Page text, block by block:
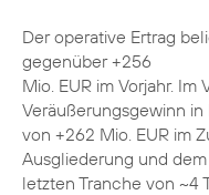
Der operative Ertrag
gegenüber +256
Mio. EUR im Vorjahr.
Veräußerungsgewinn in
von +262 Mio. EUR im
Ausgliederung und
letzten Tranche von ~4